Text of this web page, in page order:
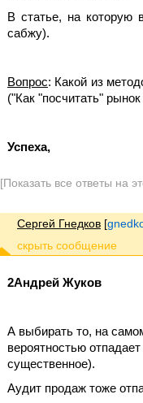
В статье, на которую
сабжу).
Вопрос: Какой из
("Как "посчитать"
Успеха,
[Показать все ответы на
Сергей Гнедков [
2Андрей Жуков
А выбирать то, на
вероятностью
существенное).
Аудит продаж тоже